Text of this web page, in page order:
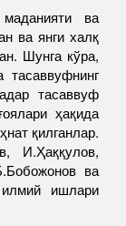
ва
ва янги халқ
Шунга кўра,
тасаввуфнинг
тасаввуф
ҳақида
қилганлар.
И.Ҳаққулов,
ва
илмий ишлари